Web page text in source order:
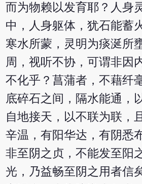
而为物赖以发育耶？人身
中，人身躯体，犹石能蓄
寒水所蒙，灵明为痰涎所
周，视听不协，可谓非因
不化乎？菖蒲者，不藉纤
底碎石之间，隔水能通，
自地接天，以不联为联，
辛温，有阳华达，有阴悉
非至阴之贞，不能发至阳
光，乃益畅至阴之用者信